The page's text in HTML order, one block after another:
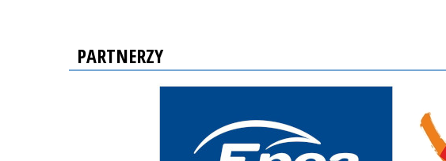
PARTNERZY